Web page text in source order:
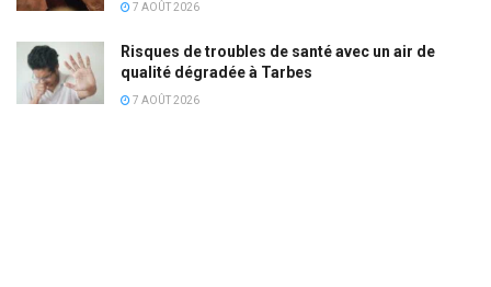
7 AOÛT 2026
Risques de troubles de santé avec un air de
qualité dégradée à Tarbes
7 AOÛT 2026